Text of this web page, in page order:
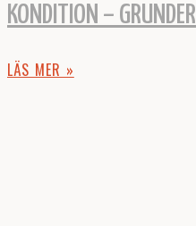
KONDITION – GRUNDER
LÄS MER »